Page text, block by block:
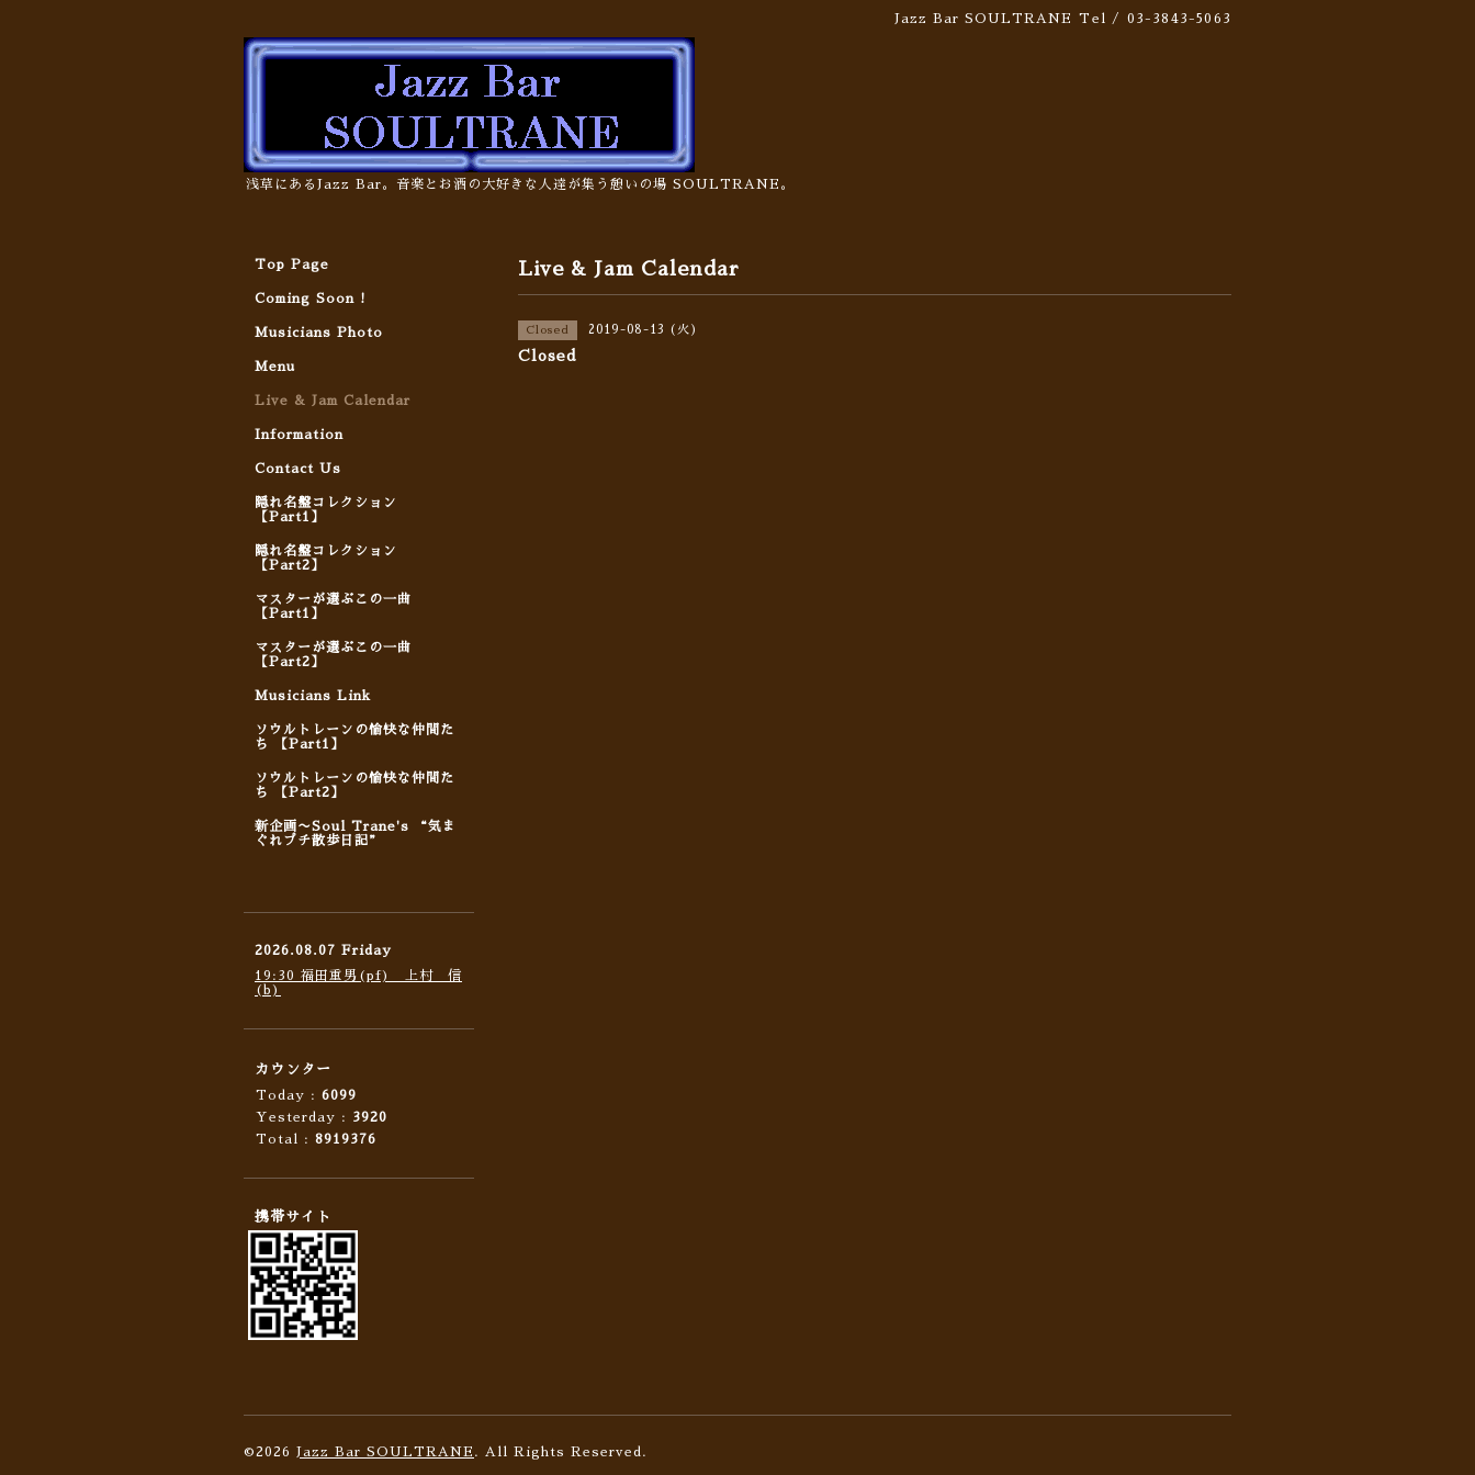
Jazz Bar SOULTRANE Tel / 03-3843-5063
浅草にあるJazz Bar。音楽とお酒の大好きな人達が集う憩いの場 SOULTRANE。
Live & Jam Calendar
Closed 2019-08-13 (火)
Closed
Top Page
Coming Soon !
Musicians Photo
Menu
Live & Jam Calendar
Information
Contact Us
隠れ名盤コレクション
【Part1】
隠れ名盤コレクション
【Part2】
マスターが選ぶこの一曲
【Part1】
マスターが選ぶこの一曲
【Part2】
Musicians Link
ソウルトレーンの愉快な仲間た
ち 【Part1】
ソウルトレーンの愉快な仲間た
ち 【Part2】
新企画〜Soul Trane's “気ま
ぐれプチ散歩日記”
2026.08.07 Friday
19:30 福田重男(pf) 上村 信
(b)
カウンター
Today : 6099
Yesterday : 3920
Total : 8919376
携帯サイト
©2026 Jazz Bar SOULTRANE . All Rights Reserved.